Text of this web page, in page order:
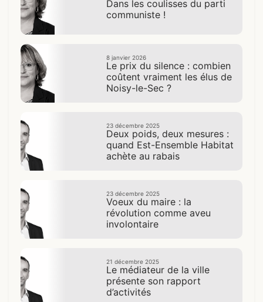
Dans les coulisses du parti
communiste !
8 janvier 2026
Le prix du silence : combien
coûtent vraiment les élus de
Noisy-le-Sec ?
23 décembre 2025
Deux poids, deux mesures :
quand Est-Ensemble Habitat
achète au rabais
23 décembre 2025
Voeux du maire : la
révolution comme aveu
involontaire
21 décembre 2025
Le médiateur de la ville
présente son rapport
d’activités